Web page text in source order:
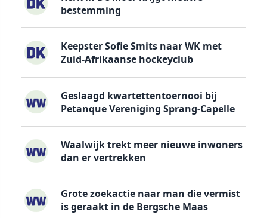
bestemming
Keepster Sofie Smits naar WK met
Zuid-Afrikaanse hockeyclub
Geslaagd kwartettentoernooi bij
Petanque Vereniging Sprang-Capelle
Waalwijk trekt meer nieuwe inwoners
dan er vertrekken
Grote zoekactie naar man die vermist
is geraakt in de Bergsche Maas